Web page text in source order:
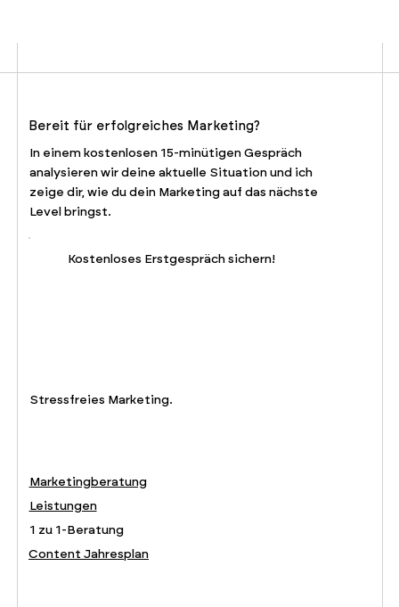
Bereit für erfolgreiches Marketing?
In einem kostenlosen 15-minütigen Gespräch
analysieren wir deine aktuelle Situation und ich
zeige dir, wie du dein Marketing auf das nächste
Level bringst.
Kostenloses Erstgespräch sichern!
Stressfreies Marketing.
Marketingberatung
Leistungen
1 zu 1-Beratung
Content Jahresplan